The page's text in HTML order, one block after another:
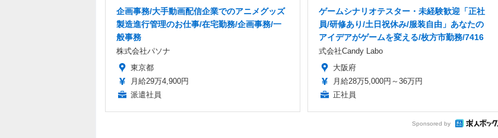
企画事務/大手動画配信企業でのアニメグッズ
製造進行管理のお仕事/在宅勤務/企画事務/一
般事務
株式会社パソナ
東京都
月給29万4,900円
派遣社員
ゲームシナリオテスター・未経験歓迎「正社
員/研修あり/土日祝休み/服装自由」あなたの
アイデアがゲームを変える/枚方市勤務/7416
式会社Candy Labo
大阪府
月給28万5,000円～36万円
正社員
Sponsored by